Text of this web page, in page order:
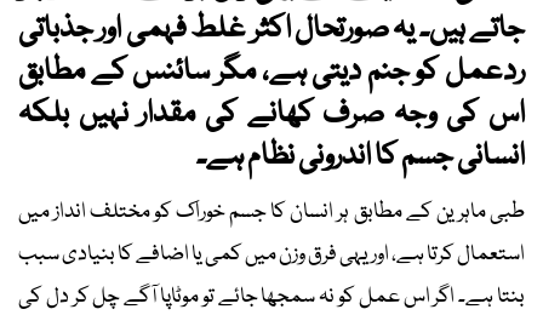
جاتے ہیں۔ یہ صورتحال اکثر غلط فہمی اور جذباتی
ردعمل کو جنم دیتی ہے، مگر سائنس کے مطابق
اس کی وجہ صرف کھانے کی مقدار نہیں بلکہ
انسانی جسم کا اندرونی نظام ہے۔
طبی ماہرین کے مطابق ہر انسان کا جسم خوراک کو مختلف انداز میں
استعمال کرتا ہے، اور یہی فرق وزن میں کمی یا اضافے کا بنیادی سبب
بنتا ہے۔ اگر اس عمل کو نہ سمجھا جائے تو موٹاپا آگے چل کر دل کی